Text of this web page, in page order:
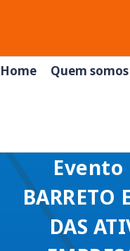
Home Quem somos
Evento
BARRETO
DAS